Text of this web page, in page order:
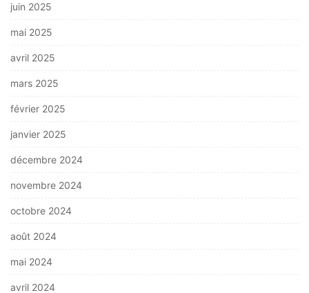
juin 2025
mai 2025
avril 2025
mars 2025
février 2025
janvier 2025
décembre 2024
novembre 2024
octobre 2024
août 2024
mai 2024
avril 2024